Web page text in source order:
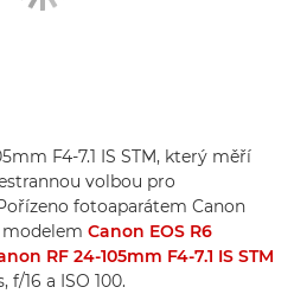
F4-7.1 IS STM, který měří
volbou pro
fotoaparátem Canon
modelem Canon EOS R6
RF 24-105mm F4-7.1 IS STM
16 a ISO 100.